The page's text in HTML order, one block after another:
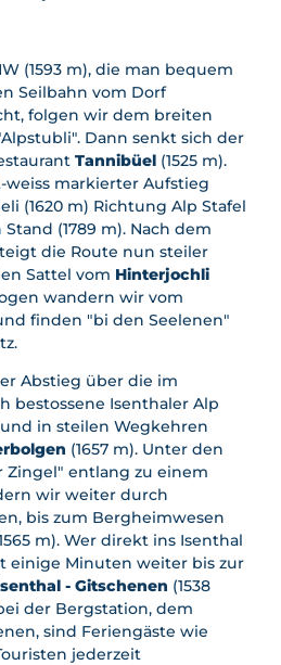
(1593 m), die man bequem
Seilbahn vom Dorf
folgen wir dem breiten
Dann senkt sich der
Tannibüel (1525 m).
markierter Aufstieg
(1620 m) Richtung Alp Stafel
(1789 m). Nach dem
die Route nun steiler
Sattel vom Hinterjochli
wandern wir vom
finden "bi den Seelenen"
Abstieg über die im
bestossene Isenthaler Alp
und in steilen Wegkehren
(1657 m). Unter den
Zingel" entlang zu einem
wir weiter durch
bis zum Bergheimwesen
m). Wer direkt ins Isenthal
einige Minuten weiter bis zur
- Gitschenen (1538
der Bergstation, dem
sind Feriengäste wie
jederzeit